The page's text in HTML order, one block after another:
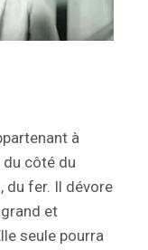
à
du côté du
du fer. Il dévore
et
seule pourra